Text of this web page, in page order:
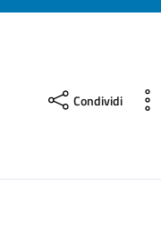
Condividi